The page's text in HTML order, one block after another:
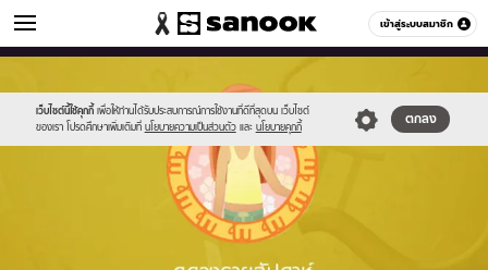
เข้าสู่ระบบสมาชิก
ดูดวง หมวดอื่นๆ
เว็บไซต์นี้ใช้คุกกี้ เพื่อให้ท่านได้รับประสบการณ์การใช้งานที่ดีที่สุดบน เว็บไซต์
ของเรา โปรดศึกษาเพิ่มเติมที่ นโยบายความเป็นส่วนตัว และ นโยบายคุกกี้
ตกลง
new-
sanook.png